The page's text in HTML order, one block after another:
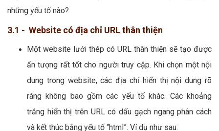
những yếu tố nào?
3.1 - Website có địa chỉ URL thân thiện
Một website lưới thép có URL thân thiện sẽ tạo được
ấn tượng rất tốt cho người truy cập. Khi chọn một nội
dung trong website, các địa chỉ hiển thị nội dung rõ
ràng không bao gồm các yếu tố khác. Các khoảng
trắng hiển thị trên URL có dấu gạch ngang phân cách
và kết thúc bằng yếu tố “html”. Ví dụ như sau: